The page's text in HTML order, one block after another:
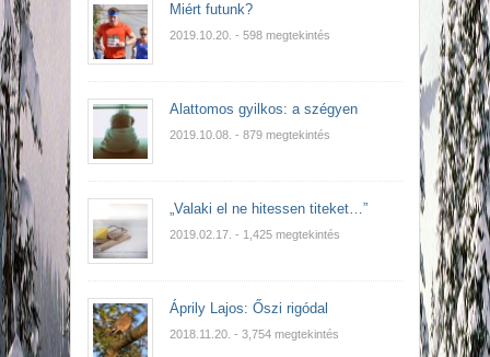
Miért futunk?
2019.10.20. - 598 megtekintés
Alattomos gyilkos: a szégyen
2019.10.08. - 879 megtekintés
„Valaki el ne hitessen titeket…”
2019.02.17. - 1,425 megtekintés
Áprily Lajos: Őszi rigódal
2018.11.20. - 3,754 megtekintés